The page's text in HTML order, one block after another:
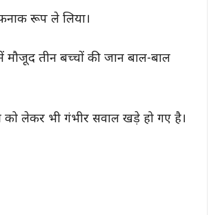
रूप ले लिया।
तीन बच्चों की जान बाल-बाल
को लेकर भी गंभीर सवाल खड़े हो गए है।